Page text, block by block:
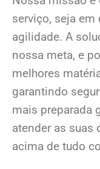
serviço, seja em
agilidade. A
nossa meta, e
melhores
garantindo
mais preparada
atender as suas
acima de tudo